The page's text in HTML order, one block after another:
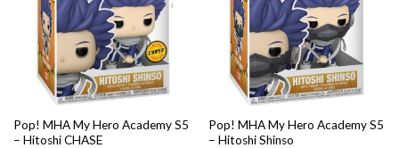
Pop! MHA My Hero Academy S5
– Hitoshi CHASE
Pop! MHA My Hero Academy S5
– Hitoshi Shinso